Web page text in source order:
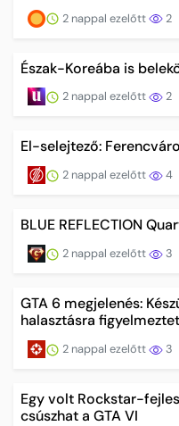
2 nappal ezelőtt 2
Észak-Koreába is
2 nappal ezelőtt 2
El-selejtező:
2 nappal ezelőtt 4
BLUE REFLECTION
2 nappal ezelőtt 3
GTA 6 megjelenés:
halasztásra
2 nappal ezelőtt 3
Egy volt Rockstar-
csúszhat a GTA VI